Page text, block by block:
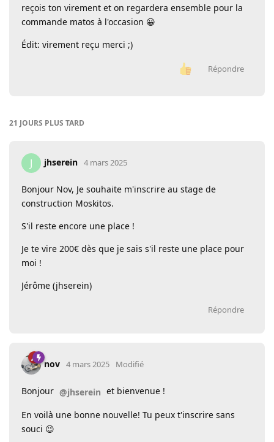
reçois ton virement et on regardera ensemble pour la
commande matos à l'occasion 😀
Édit: virement reçu merci ;)
Répondre
21 JOURS PLUS TARD
J jhserein 4 mars 2025
Bonjour Nov, Je souhaite m'inscrire au stage de
construction Moskitos.
S'il reste encore une place !
Je te vire 200€ dès que je sais s'il reste une place pour
moi !
Jérôme (jhserein)
Répondre
nov 4 mars 2025 Modifié
Bonjour @jhserein et bienvenue !
En voilà une bonne nouvelle! Tu peux t'inscrire sans
souci 😉